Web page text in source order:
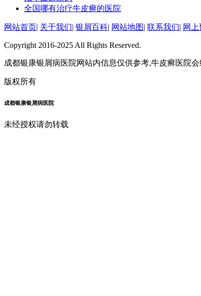
全国哪有治疗牛皮癣的医院
网站首页| 关于我们| 银屑百科| 网站地图| 联系我们| 网上
Copyright 2016-2025 All Rights Reserved.
成都银康银屑病医院网站内信息仅供参考,牛皮癣医院
版权所有
成都银康银屑病医院
未经授权请勿转载